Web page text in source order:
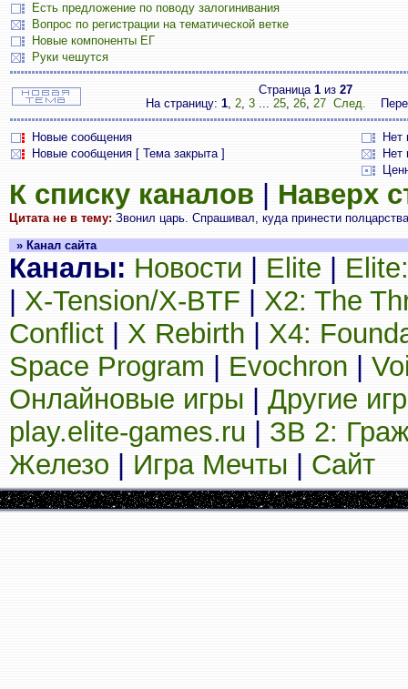
Есть предложение по поводу залогинивания
Вопрос по регистрации на тематической ветке
Новые компоненты ЕГ
Руки чешутся
Страница 1из 27
На страницу: 1, 2, 3 ... 25, 26, 27 След.
Новые сообщения
Нет
Новые сообщения [ Тема закрыта ]
Нет
К списку каналов Наверх
Цитата не в тему: Звонил царь. Спрашивал, куда принести
» Канал сайта
Каналы: Новости Elite
X-Tension/X-BTF
X2: The
Conflict
X Rebirth
X4:
Space Program
Evochron
Онлайновые игры
Другие
play.elite-games.ru
ЗВ 2:
Железо
Игра Мечты Сайт